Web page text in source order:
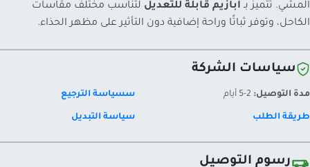
المشي. تتميز بـ أبازيم قابلة للتعديل لتناسب مختلف مقاسات
الكاحل، وتوفر ثباتًا وراحة إضافية دون التأثير على مظهر الحذاء.
سياسات الشركة
مدة التوصيل: سسياسة الترجيع
طريقة الطلب سياسة التبديل
رسوم التوصيل